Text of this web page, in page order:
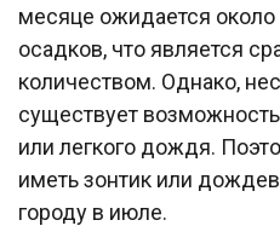
месяце ожидается
осадков, что является
количеством. Однако,
существует
или легкого дождя.
иметь зонтик или
городу в июле.